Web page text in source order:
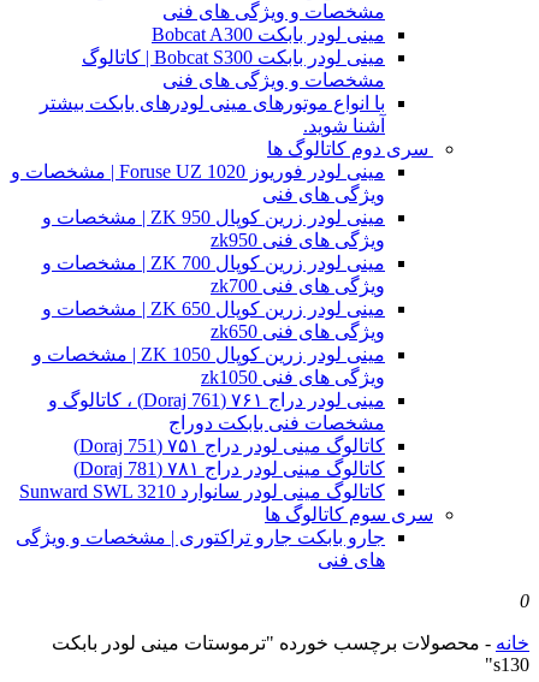
مشخصات و ویژگی های فنی
مینی لودر بابکت Bobcat A300
مینی لودر بابکت Bobcat S300 | کاتالوگ
مشخصات و ویژگی های فنی
با انواع موتورهای مینی لودرهای بابکت بیشتر
آشنا شوید.
سری دوم کاتالوگ ها
مینی لودر فوریوز Foruse UZ 1020 | مشخصات و
ویژگی های فنی
مینی لودر زرین کوپال ZK 950 | مشخصات و
ویژگی های فنی zk950
مینی لودر زرین کوپال ZK 700 | مشخصات و
ویژگی های فنی zk700
مینی لودر زرین کوپال ZK 650 | مشخصات و
ویژگی های فنی zk650
مینی لودر زرین کوپال ZK 1050 | مشخصات و
ویژگی های فنی zk1050
مینی لودر دراج ۷۶۱ (Doraj 761) ، کاتالوگ و
مشخصات فنی بابکت دوراج
کاتالوگ مینی لودر دراج ۷۵۱ (Doraj 751)
کاتالوگ مینی لودر دراج ۷۸۱ (Doraj 781)
کاتالوگ مینی لودر سانوارد Sunward SWL 3210
سری سوم کاتالوگ ها
جارو بابکت جارو تراکتوری | مشخصات و ویژگی
های فنی
0
خانه - محصولات برچسب خورده "ترموستات مینی لودر بابکت
s130"